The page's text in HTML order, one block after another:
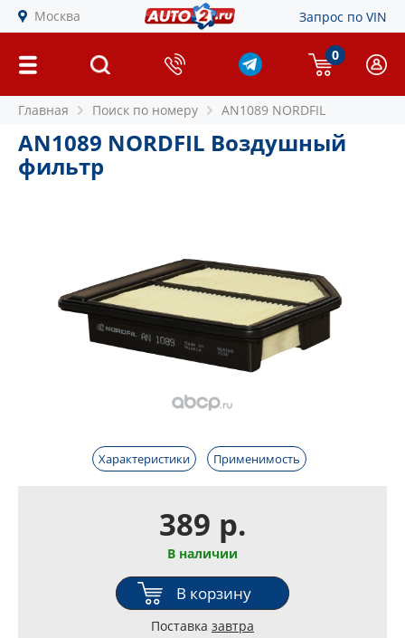
Москва Запрос по VIN
0
Главная Поиск по номеру AN1089 NORDFIL
AN1089 NORDFIL Воздушный
фильтр
Характеристики Применимость
389 р.
В наличии
В корзину
Поставка завтра